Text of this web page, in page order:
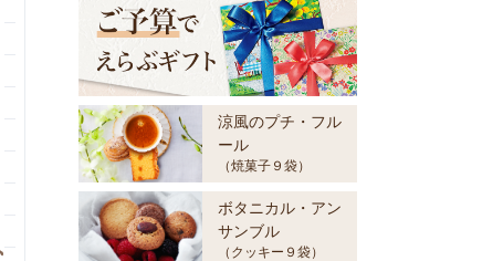
涼風のプチ・フル
ール
（焼菓子９袋）
ボタニカル・アン
サンブル
（クッキー９袋）